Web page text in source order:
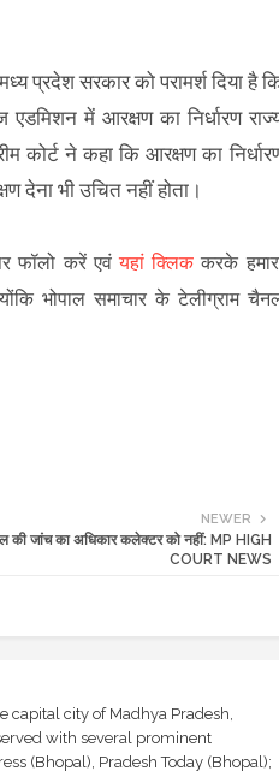
प्रदेश सरकार को परामर्श दिया है
में आरक्षण का निर्धारण
ने कहा कि आरक्षण का
देना भी उचित नहीं होता।
फॉलो करें एवंयहां क्लिक करके
भोपाल समाचार के टेलीग्राम
NEWER
की जांच का अधिकार कलेक्टर को नहीं: MP HIGH
COURT NEWS
capital city of Madhya Pradesh,
with several prominent
(Bhopal), Pradesh Today (Bhopal);